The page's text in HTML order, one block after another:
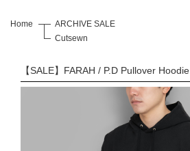
Home
ARCHIVE SALE
Cutsewn
【SALE】FARAH / P.D Pullover Hoodie